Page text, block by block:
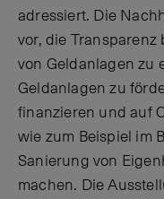
adressiert. Die
vor, die
von Geldanlagen zu
Geldanlagen zu
finanzieren und auf
wie zum Beispiel im
Sanierung von
machen. Die